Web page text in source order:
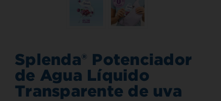
Splenda® Potenciador
de Agua Líquido
Transparente de uva